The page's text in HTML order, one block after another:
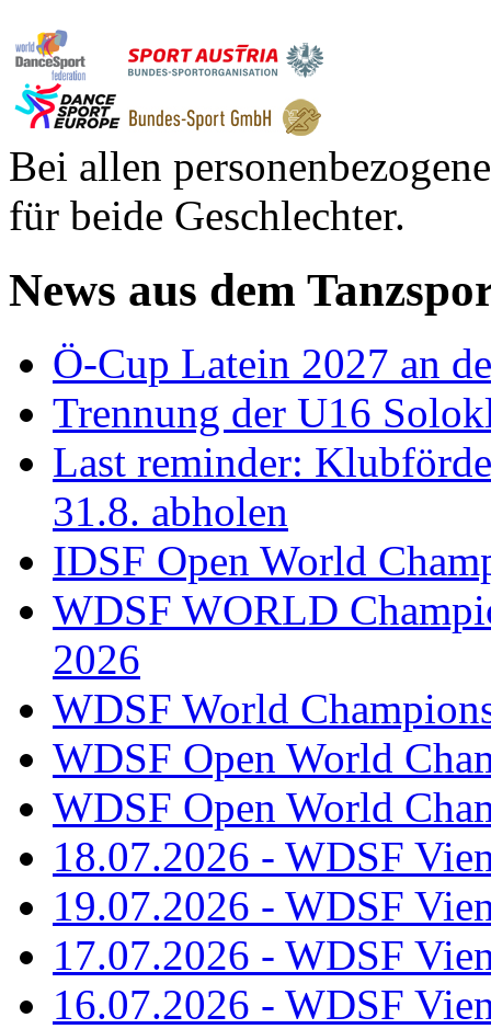
Bei allen
für beide Geschlechter.
News aus dem
Ö-Cup Latein 2027 an
Trennung der U16
Last reminder:
31.8. abholen
IDSF Open World
WDSF WORLD
2026
WDSF World
WDSF Open World
WDSF Open World
18.07.2026 - WDSF
19.07.2026 - WDSF
17.07.2026 - WDSF
16.07.2026 - WDSF